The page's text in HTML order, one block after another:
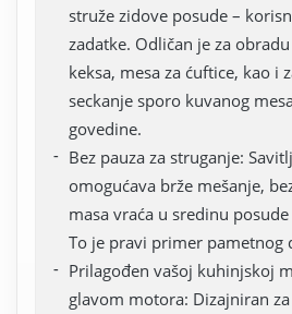
struže zidove posude –
zadatke. Odličan je za
keksa, mesa za ćuftice, kao i
seckanje sporo kuvanog
govedine.
Bez pauza za struganje:
omogućava brže mešanje,
masa vraća u sredinu
To je pravi primer pametnog
Prilagođen vašoj kuhinjskoj
glavom motora: Dizajniran